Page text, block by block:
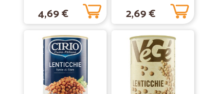
4,69 € 2,69 €